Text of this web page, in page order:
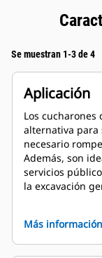
Se muestran 1-3 de 4
Aplicación
Los
alternativa para
necesario
Además, son
servicios
la excavación
Más información